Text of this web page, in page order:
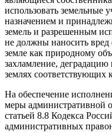
использовать земельные
назначением и
земель и разрешенным
не должны наносить
земле как природному
захламление,
землях соответствующих
На обеспечение
меры административной
статьей 8.8 Кодекса
административных